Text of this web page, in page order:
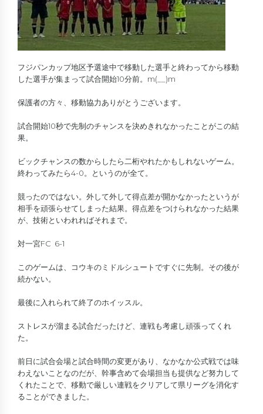
フジパンカップ地区予選途中で移動した選手と終わってから移動
した選手が集まって試合開始10分前。m(__)m
保護者の方々、移動協力ありがとうございます。
試合開始10秒で先制のチャンスを決めきれなかったことがこの結
果。
ビックチャンスの数からしたら二桁やれたかもしれないゲーム。
終わってみたら4-0。というのが全て。
競ったのではない。外して外して得点差が開かなかったというが
相手を頑張らせてしまった結果。得点差をつけられなかった結果
が、技術といわれればそれまで。
対一宮FC 6-1
このゲームは、コウキのミドルシュートですぐに先制。その後が
続かない。
最後に入れられて終了のホイッスル。
ストレスが溜まる試合だったけど、連戦も考慮し頑張ってくれ
た。
前日に試合会場と試合時間の変更があり、なかなか公式戦では味
わえないことなのだが、幹事含めて会場担当も提供など努力して
くれたことで、移動で厳しい連戦をクリアして県リーグを消化す
ることができました。